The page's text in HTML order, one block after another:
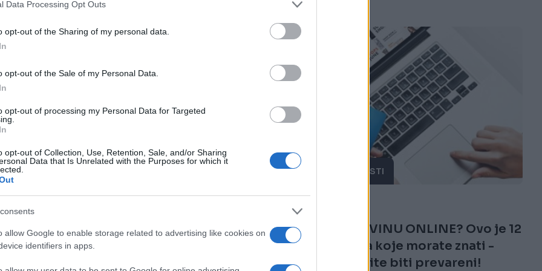
Data Processing Opt Outs
opt-out of the Sharing of my personal data.
opt-out of the Sale of my Personal Data.
opt-out of processing my Personal Data for Targeted
opt-out of Collection, Use, Retention, Sale, and/or Sharing
Data that Is Unrelated with the Purposes for which it
allow Google to enable storage related to advertising like cookies on
identifiers in apps.
15.08.17. 15:30
Izazov vruće vode: Online "igra" koja
već uzima prve žrtve
ZANIMLJIVOSTI
01.08.17. 17:38
VOLITE KUPOVINU ONLINE? Ovo je 12
zlatnih pravila koje morate znati -
ukoliko ne želite biti prevareni!